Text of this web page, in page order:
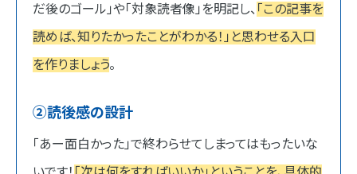
だ後のゴール」や「対象読者像」を明記し、 「この記事を
読めば、知りたかったことがわかる！」と思わせる入口
を作りましょう。
②読後感の設計
「あー面白かった」で終わらせてしまってはもったいな